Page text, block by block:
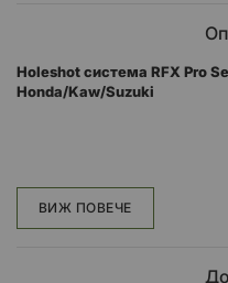
Holeshot система RFX Pro
Honda/Kaw/Suzuki
ВИЖ ПОВЕЧЕ